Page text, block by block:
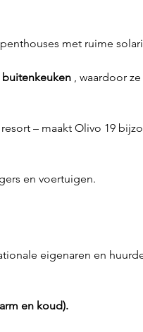
met ruime
, waardoor
– maakt Olivo 19
en voertuigen.
eigenaren en
en koud).